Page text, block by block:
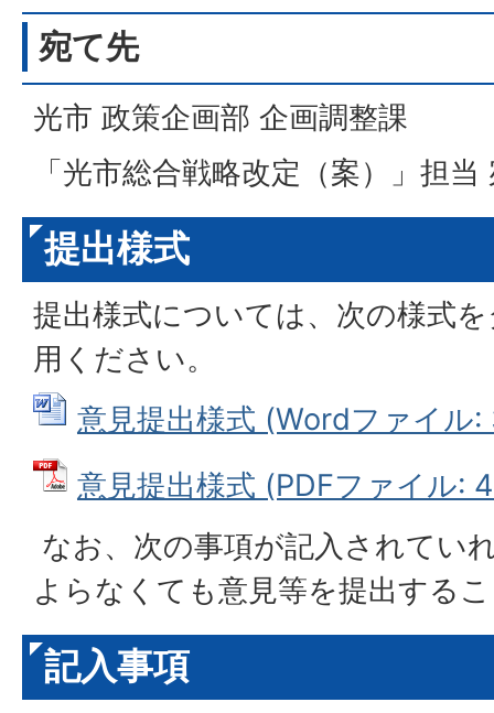
宛て先
光市 政策企画部 企画調整課
「光市総合戦略改定（案）」担当
提出様式
提出様式については、次の様式
用ください。
意見提出様式 (Wordファイル:
意見提出様式 (PDFファイル:
なお、次の事項が記入されてい
よらなくても意見等を提出する
記入事項